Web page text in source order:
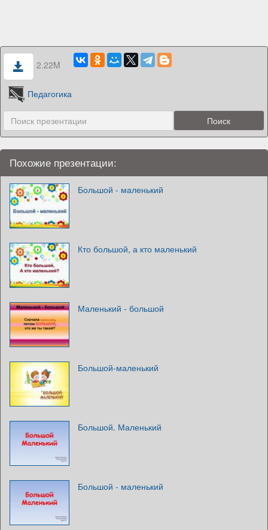
2.22M
Педагогика
Похожие презентации:
Большой - маленький
Кто большой, а кто маленький
Маленький - большой
Большой-маленький
Большой. Маленький
Большой - маленький